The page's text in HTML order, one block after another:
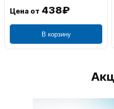
Цена от 438₽
В корзину